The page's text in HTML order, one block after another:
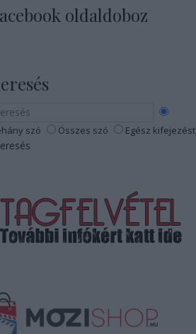
oldaldoboz
szó Összes szó Egész kifejezést